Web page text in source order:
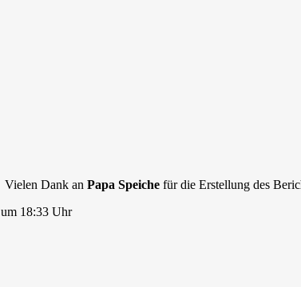
Vielen Dank an Papa Speichefür die Erstellung des
18:33 Uhr